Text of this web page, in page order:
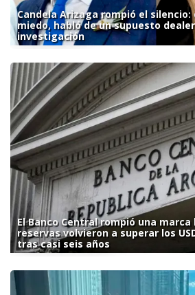
Candela Arizaga rompió el
miedo, habló de un supuesto
investigación
El Banco Central rompió una
reservas volvieron a superar los
tras casi seis años